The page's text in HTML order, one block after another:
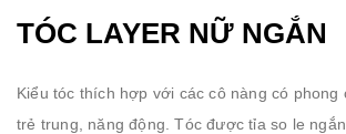
TÓC LAYER NỮ NGẮN
Kiểu tóc thích hợp với các cô nàng có phong
trẻ trung, năng động. Tóc được tỉa so le